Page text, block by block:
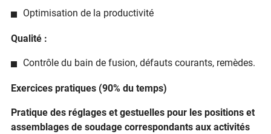
Optimisation de la productivité
Qualité :
Contrôle du bain de fusion, défauts courants, remèdes.
Exercices pratiques (90% du temps)
Pratique des réglages et gestuelles pour les positions et
assemblages de soudage correspondants aux activités